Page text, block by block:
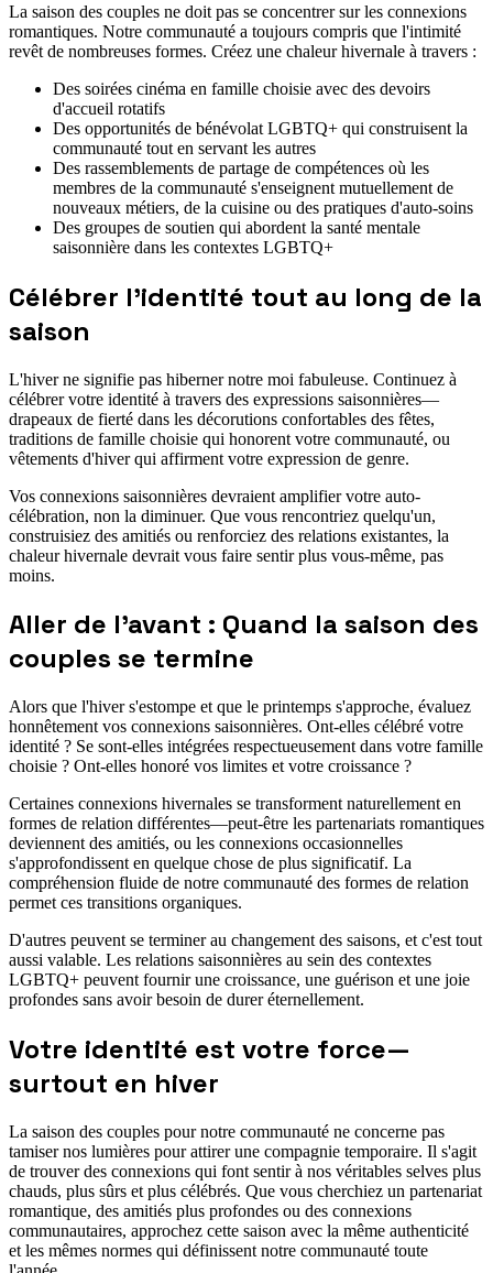
La saison des couples ne doit pas se concentrer sur les connexions
romantiques. Notre communauté a toujours compris que l'intimité
revêt de nombreuses formes. Créez une chaleur hivernale à travers :
Des soirées cinéma en famille choisie avec des devoirs
d'accueil rotatifs
Des opportunités de bénévolat LGBTQ+ qui construisent la
communauté tout en servant les autres
Des rassemblements de partage de compétences où les
membres de la communauté s'enseignent mutuellement de
nouveaux métiers, de la cuisine ou des pratiques d'auto-soins
Des groupes de soutien qui abordent la santé mentale
saisonnière dans les contextes LGBTQ+
Célébrer l'identité tout au long de la
saison
L'hiver ne signifie pas hiberner notre moi fabuleuse. Continuez à
célébrer votre identité à travers des expressions saisonnières—
drapeaux de fierté dans les décorutions confortables des fêtes,
traditions de famille choisie qui honorent votre communauté, ou
vêtements d'hiver qui affirment votre expression de genre.
Vos connexions saisonnières devraient amplifier votre auto-
célébration, non la diminuer. Que vous rencontriez quelqu'un,
construisiez des amitiés ou renforciez des relations existantes, la
chaleur hivernale devrait vous faire sentir plus vous-même, pas
moins.
Aller de l'avant : Quand la saison des
couples se termine
Alors que l'hiver s'estompe et que le printemps s'approche, évaluez
honnêtement vos connexions saisonnières. Ont-elles célébré votre
identité ? Se sont-elles intégrées respectueusement dans votre famille
choisie ? Ont-elles honoré vos limites et votre croissance ?
Certaines connexions hivernales se transforment naturellement en
formes de relation différentes—peut-être les partenariats romantiques
deviennent des amitiés, ou les connexions occasionnelles
s'approfondissent en quelque chose de plus significatif. La
compréhension fluide de notre communauté des formes de relation
permet ces transitions organiques.
D'autres peuvent se terminer au changement des saisons, et c'est tout
aussi valable. Les relations saisonnières au sein des contextes
LGBTQ+ peuvent fournir une croissance, une guérison et une joie
profondes sans avoir besoin de durer éternellement.
Votre identité est votre force—
surtout en hiver
La saison des couples pour notre communauté ne concerne pas
tamiser nos lumières pour attirer une compagnie temporaire. Il s'agit
de trouver des connexions qui font sentir à nos véritables selves plus
chauds, plus sûrs et plus célébrés. Que vous cherchiez un partenariat
romantique, des amitiés plus profondes ou des connexions
communautaires, approchez cette saison avec la même authenticité
et les mêmes normes qui définissent notre communauté toute